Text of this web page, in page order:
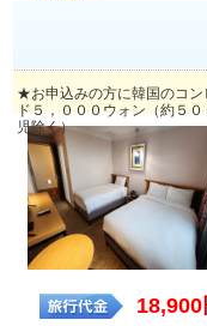
★お申込みの方に韓国のコン
ド５，０００ウォン（約５
児除く）